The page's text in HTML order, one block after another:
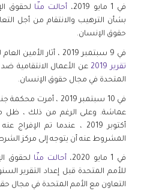
في 1 مايو 2019، أحالت منّا لحقوق
بشأن الترهيب والانتقام من أجل
حقوق الإنسان.
في 9 سبتمبر 2019 ، أثار الأمين العام للأمم المتحدة قضية عماشة
تقرير 2019
عن الأعمال الانتقامية ضد
المتحدة في مجال حقوق الإنسان.
في 10 سبتمبر 2019 ،
أكتوبر 2019 ، عندما تم
المشروط عنه أن يتوجه إلى مركز
في 1 مايو 2020، أحالت منّا لحقوق
للأمم المتحدة قبل إعداد التقرير
التعاون مع الأمم المتحدة في مجال